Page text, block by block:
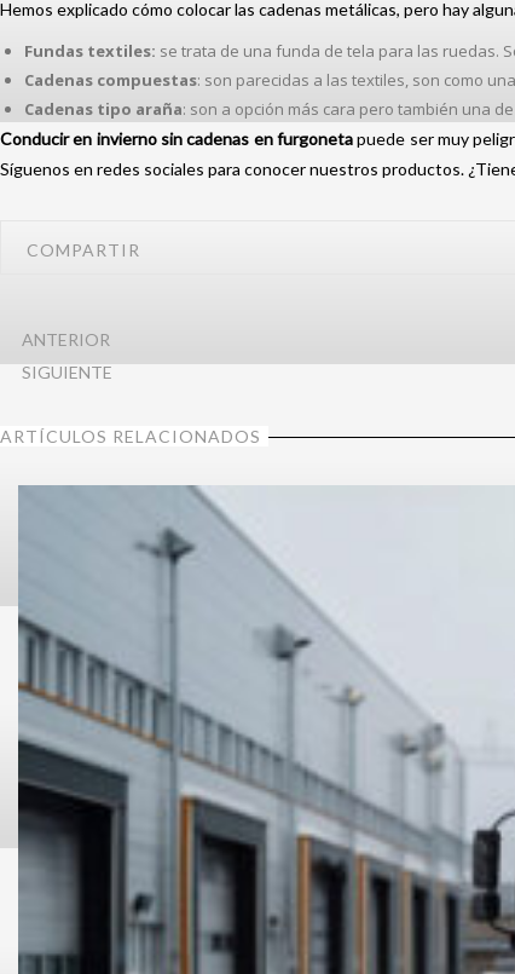
Hemos explicado cómo colocar las cadenas metálicas, pero hay
Fundas textiles: se trata de una funda de tela para las ruedas.
Cadenas compuestas: son parecidas a las textiles, son como
Cadenas tipo araña: son a opción más cara pero también una
Conducir en invierno sin cadenas en furgonetapuede ser muy
Síguenos en redes sociales para conocer nuestros productos.
COMPARTIR
ANTERIOR
SIGUIENTE
ARTÍCULOS RELACIONADOS